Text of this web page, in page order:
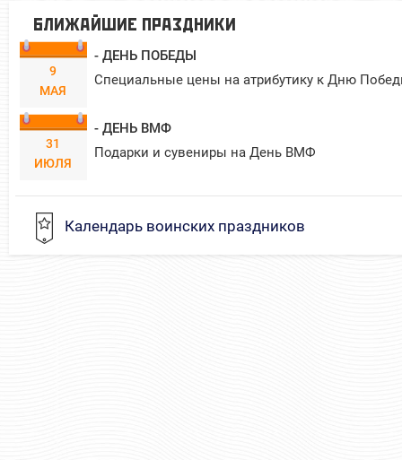
БЛИЖАЙШИЕ ПРАЗДНИКИ
9
МАЯ
- ДЕНЬ ПОБЕДЫ
Специальные цены на атрибутику к Дню
31
ИЮЛЯ
- ДЕНЬ ВМФ
Подарки и сувениры на День ВМФ
Календарь воинских праздников